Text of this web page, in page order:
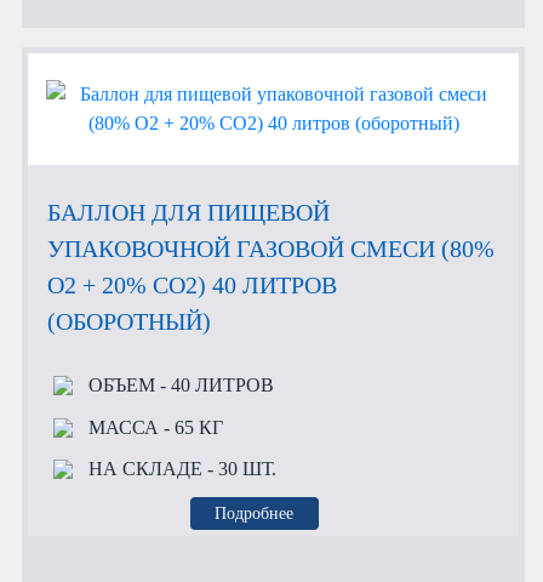
БАЛЛОН ДЛЯ ПИЩЕВОЙ
УПАКОВОЧНОЙ ГАЗОВОЙ СМЕСИ (80%
O2 + 20% CO2) 40 ЛИТРОВ
(ОБОРОТНЫЙ)
ОБЪЕМ- 40 ЛИТРОВ
МАССА - 65 КГ
НА СКЛАДЕ - 30 ШТ.
Подробнее